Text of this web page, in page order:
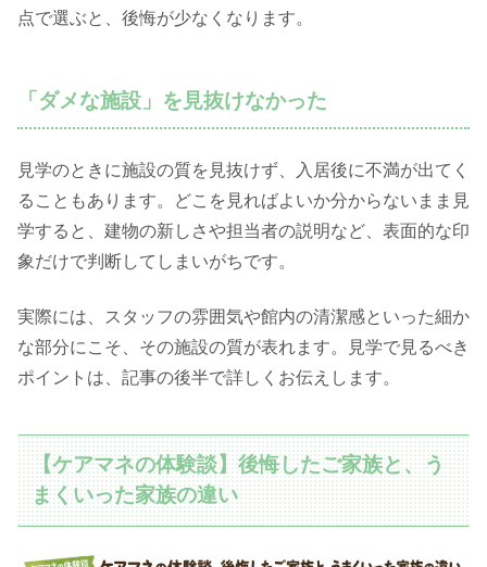
点で選ぶと、後悔が少なくなります。
「ダメな施設」を見抜けなかった
見学のときに施設の質を見抜けず、入居後に不満が出てく
ることもあります。どこを見ればよいか分からないまま見
学すると、建物の新しさや担当者の説明など、表面的な印
象だけで判断してしまいがちです。
実際には、スタッフの雰囲気や館内の清潔感といった細か
な部分にこそ、その施設の質が表れます。見学で見るべき
ポイントは、記事の後半で詳しくお伝えします。
【ケアマネの体験談】後悔したご家族と、う
まくいった家族の違い